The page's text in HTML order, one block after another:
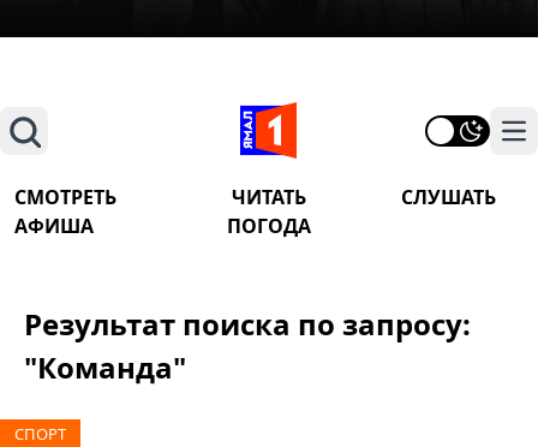
Поиск
СМОТРЕТЬ ЧИТАТЬ
СЛУШАТЬ
АФИША
ПОГОДА
Результат поиска по запросу:
"Команда"
СПОРТ